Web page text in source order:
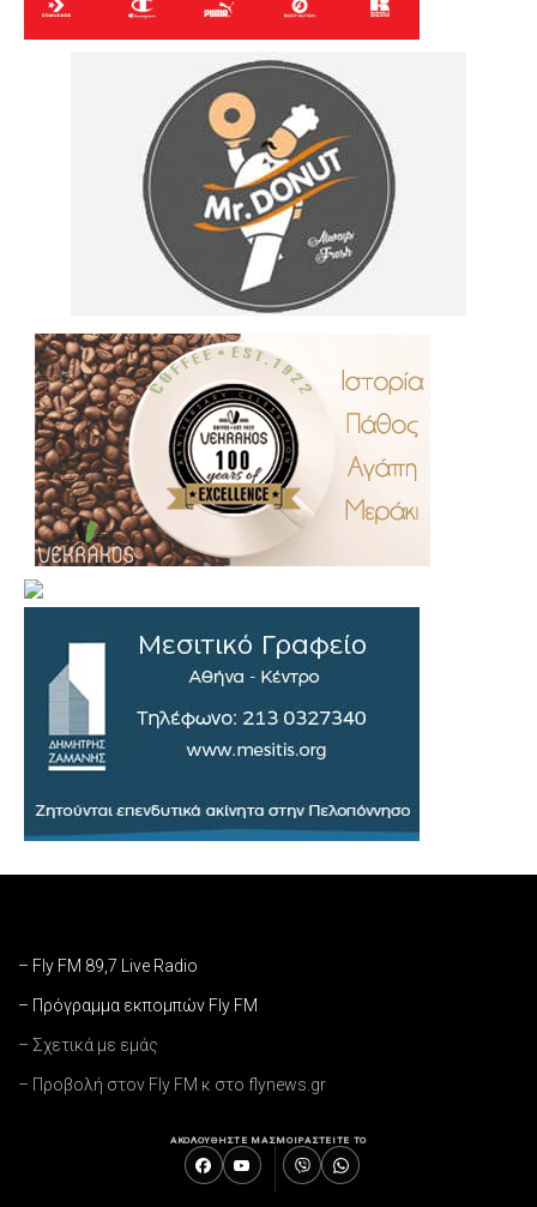
– Fly FM 89,7 Live Radio
– Πρόγραμμα εκπομπών Fly FM
– Σχετικά με εμάς
– Προβολή στον Fly FM κ στο flynews.gr
ΑΚΟΛΟΥΘΗΣΤΕ ΜΑΣΜΟΙΡΑΣΤΕΙΤΕ ΤΟ